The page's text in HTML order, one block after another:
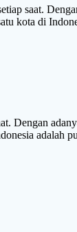
saat.
kota di
Dengan
adalah